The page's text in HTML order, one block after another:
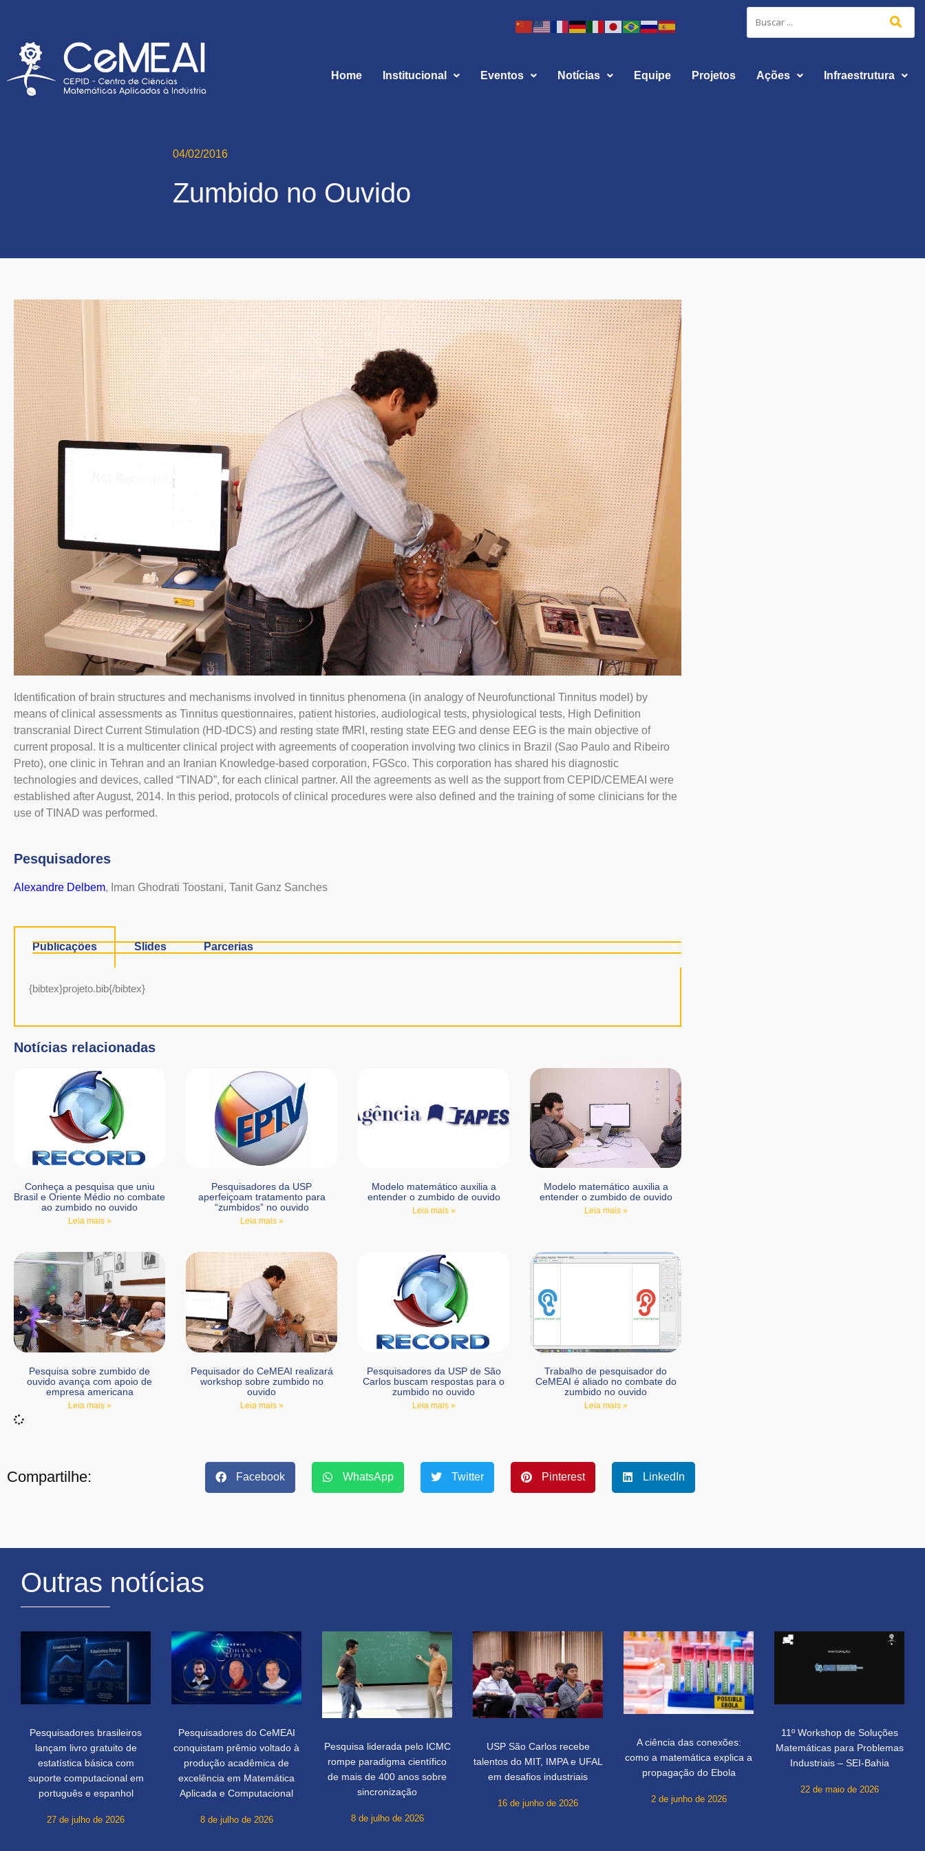
Home Institucional Eventos Notícias Equipe Projetos Ações Infraestrutura
04/02/2016
Zumbido no Ouvido
Identification of brain structures and mechanisms involved in tinnitus phenomena (in analogy of Neurofunctional Tinnitus model) by
means of clinical assessments as Tinnitus questionnaires, patient histories, audiological tests, physiological tests, High Definition
transcranial Direct Current Stimulation (HD-tDCS) and resting state fMRI, resting state EEG and dense EEG is the main objective of
current proposal. It is a multicenter clinical project with agreements of cooperation involving two clinics in Brazil (Sao Paulo and Ribeiro
Preto), one clinic in Tehran and an Iranian Knowledge-based corporation, FGSco. This corporation has shared his diagnostic
technologies and devices, called “TINAD”, for each clinical partner. All the agreements as well as the support from CEPID/CEMEAI were
established after August, 2014. In this period, protocols of clinical procedures were also defined and the training of some clinicians for the
use of TINAD was performed.
Pesquisadores
Alexandre Delbem, Iman Ghodrati Toostani, Tanit Ganz Sanches
Publicações Slides Parcerias
{bibtex}projeto.bib{/bibtex}
Notícias relacionadas
Conheça a pesquisa que uniu
Brasil e Oriente Médio no combate
ao zumbido no ouvido
Leia mais »
Pesquisadores da USP
aperfeiçoam tratamento para
“zumbidos” no ouvido
Leia mais »
Modelo matemático auxilia a
entender o zumbido de ouvido
Leia mais »
Modelo matemático auxilia a
entender o zumbido de ouvido
Leia mais »
Pesquisa sobre zumbido de
ouvido avança com apoio de
empresa americana
Leia mais »
Pequisador do CeMEAI realizará
workshop sobre zumbido no
ouvido
Leia mais »
Pesquisadores da USP de São
Carlos buscam respostas para o
zumbido no ouvido
Leia mais »
Trabalho de pesquisador do
CeMEAI é aliado no combate do
zumbido no ouvido
Leia mais »
Compartilhe: Facebook WhatsApp Twitter Pinterest LinkedIn
Outras notícias
Pesquisadores brasileiros
lançam livro gratuito de
estatística básica com
suporte computacional em
português e espanhol
27 de julho de 2026
Pesquisadores do CeMEAI
conquistam prêmio voltado à
produção acadêmica de
excelência em Matemática
Aplicada e Computacional
8 de julho de 2026
Pesquisa liderada pelo ICMC
rompe paradigma científico
de mais de 400 anos sobre
sincronização
8 de julho de 2026
USP São Carlos recebe
talentos do MIT, IMPA e UFAL
em desafios industriais
16 de junho de 2026
A ciência das conexões:
como a matemática explica a
propagação do Ebola
2 de junho de 2026
11º Workshop de Soluções
Matemáticas para Problemas
Industriais – SEI-Bahia
22 de maio de 2026